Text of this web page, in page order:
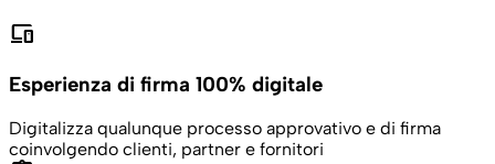
devices
Esperienza di firma 100% digitale
Digitalizza qualunque processo approvativo e di firma
coinvolgendo clienti, partner e fornitori